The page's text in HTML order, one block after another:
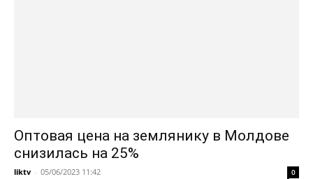
Оптовая цена на землянику в Молдове
снизилась на 25%
liktv - 05/06/2023 11:42 0